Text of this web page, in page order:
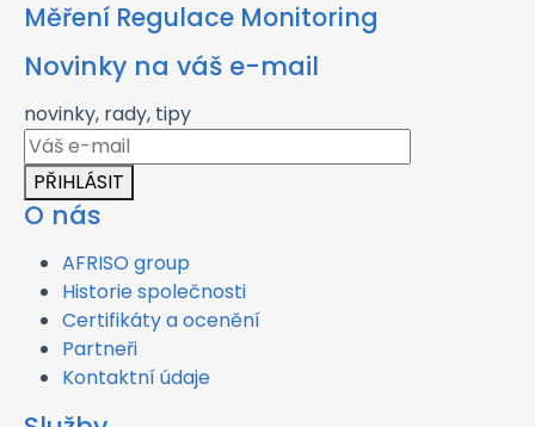
Měření Regulace Monitoring
Novinky na váš e-mail
novinky, rady, tipy
PŘIHLÁSIT
O nás
AFRISO group
Historie společnosti
Certifikáty a ocenění
Partneři
Kontaktní údaje